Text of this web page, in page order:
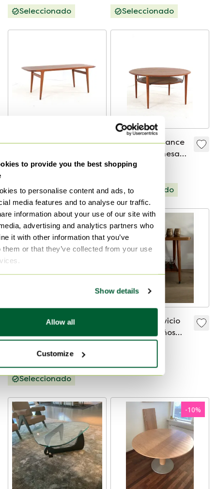
to provide you the best shopping
to personalise content and ads, to
media features and to analyse our traffic.
information about your use of our site with
advertising and analytics partners who
it with other information that you’ve
them or that they’ve collected from your use
Show details
Allow all
Customize
Seleccionado Seleccionado
Mesa de centro
teca 'Fugslev'
750 €
Seleccionado
Peter Hvidt France
& Son FD515 mesa
de centro vintage
1395 €
Seleccionado
2 mesas auxiliares
de madera de roble
Oferta de 450 €
Seleccionado
Carrito de servicio
móvil de los años
50/60
-10%